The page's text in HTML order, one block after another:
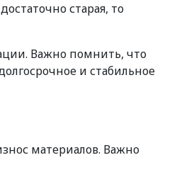
старая, то
Важно помнить, что
и стабильное
материалов. Важно